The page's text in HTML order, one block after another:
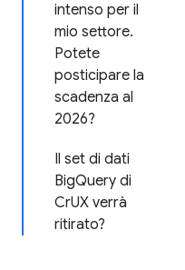
intenso per il
mio settore.
Potete
posticipare la
scadenza al
2026?
Il set di dati
BigQuery di
CrUX verrà
ritirato?